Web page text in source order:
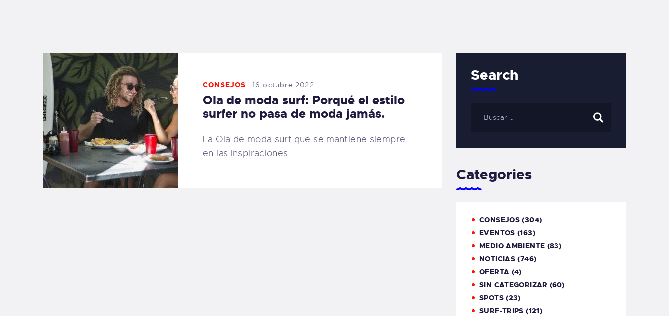
CARRITO
TIENDA FAMILY
SURFERS
CONSEJOS 16 octubre 2022
Ola de moda surf: Porqué el estilo
surfer no pasa de moda jamás.
La Ola de moda surf que se mantiene siempre
en las inspiraciones…
Search
Categories
CONSEJOS (304)
EVENTOS (163)
MEDIO AMBIENTE (83)
NOTICIAS (746)
OFERTA (4)
SIN CATEGORIZAR (60)
SPOTS(23)
SURF-TRIPS (121)